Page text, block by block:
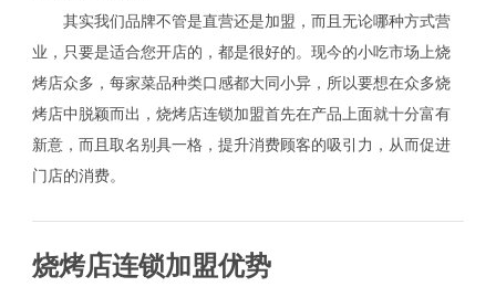
其实我们品牌不管是直营还是加盟，而且无论哪种方式营
业，只要是适合您开店的，都是很好的。现今的小吃市场上烧
烤店众多，每家菜品种类口感都大同小异，所以要想在众多烧
烤店中脱颖而出，烧烤店连锁加盟首先在产品上面就十分富有
新意，而且取名别具一格，提升消费顾客的吸引力，从而促进
门店的消费。
烧烤店连锁加盟优势